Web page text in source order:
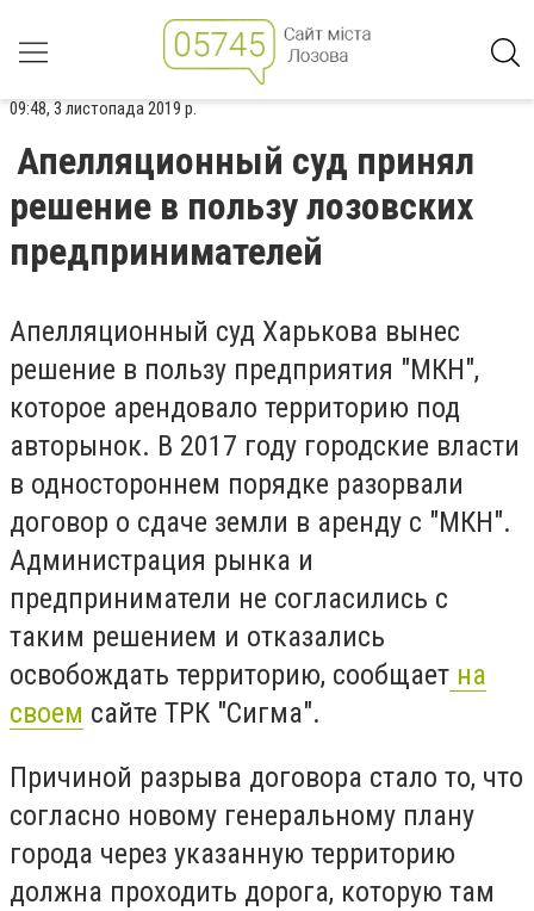
09:48, 3 листопада 2019 р.
Апелляционный суд принял
решение в пользу лозовских
предпринимателей
Апелляционный суд Харькова вынес
решение в пользу предприятия "МКН",
которое арендовало территорию под
авторынок. В 2017 году городские власти
в одностороннем порядке разорвали
договор о сдаче земли в аренду с "МКН".
Администрация рынка и
предприниматели не согласились с
таким решением и отказались
освобождать территорию, сообщает на
своем сайте ТРК "Сигма".
Причиной разрыва договора стало то, что
согласно новому генеральному плану
города через указанную территорию
должна проходить дорога, которую там